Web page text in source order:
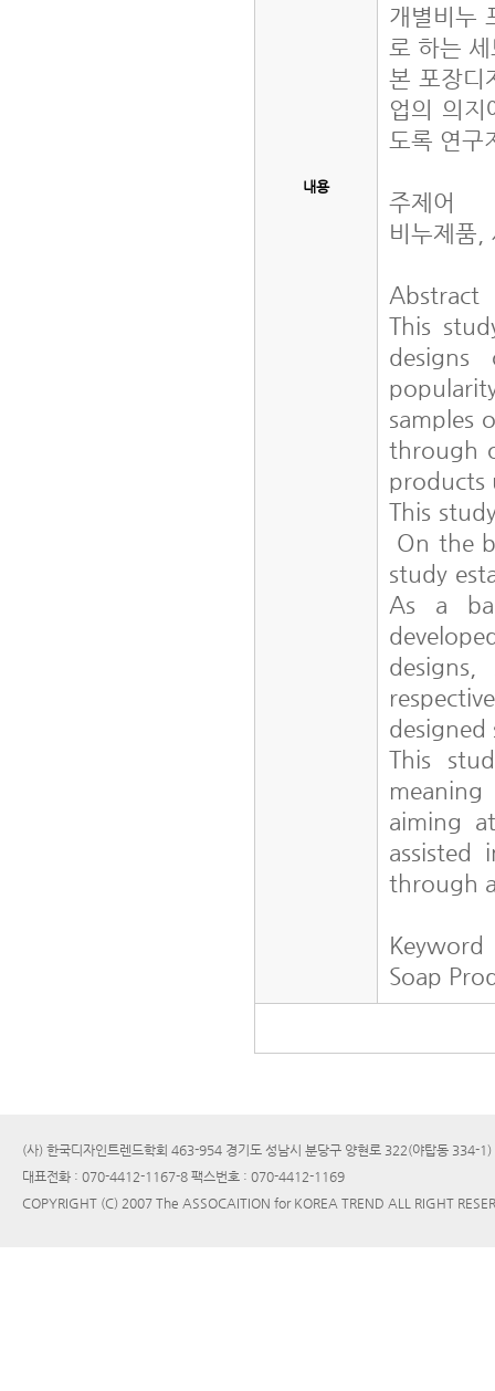
내용
개별비누
로 하는
본 포장디
업의 의지
도록 연구
주제어
비누제품,
This
samples
through
This
On the
study
As a
designed
This
aiming
assisted
through
Keyword
Soap
(사) 한국디자인트렌드학회 463-954 경기도 성남시 분당구 양현로 322(야탑동 334-
대표전화 : 070-4412-1167-8 팩스번호 : 070-4412-1169
COPYRIGHT (C) 2007 The ASSOCAITION for KOREA TREND ALL RIGHT